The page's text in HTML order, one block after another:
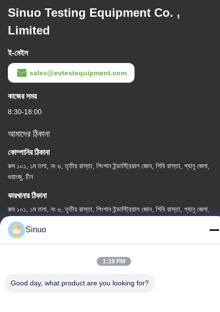
Sinuo Testing Equipment Co. ,
Limited
ই-মেইল
sales@evtestequipment.com
কাজের সময়
8:30-18:00
আমাদের ঠিকানা
কোম্পানির ঠিকানা
রুম ১০১, ১ম তলা, নং ৬, তৃতীয় রাস্তা, পিংশান ইন্ডাস্ট্রিয়াল জোন, শিবি রাস্তা, প্যানু জেলা,
গুয়াংজু, চীন
কারখানার ঠিকানা
রুম ১০১, ১ম তলা, নং ৬, তৃতীয় রাস্তা, পিংশান ইন্ডাস্ট্রিয়াল জোন, শিবি রাস্তা, প্যানু জেলা,
গুয়াংজু, চীন
টেলিফোন
Sinuo
1:19 PM
Good day, what product are you looking for?